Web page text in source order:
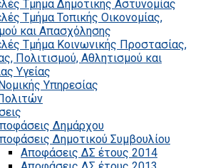
Τμήμα Δημοτικής Αστυνομίας
Τμήμα Τοπικής Οικονομίας,
και Απασχόλησης
Τμήμα Κοινωνικής Προστασίας,
Πολιτισμού, Αθλητισμού και
Υγείας
Υπηρεσίας
Δημάρχου
Δημοτικού Συμβουλίου
Αποφάσεις ΔΣ έτους 2014